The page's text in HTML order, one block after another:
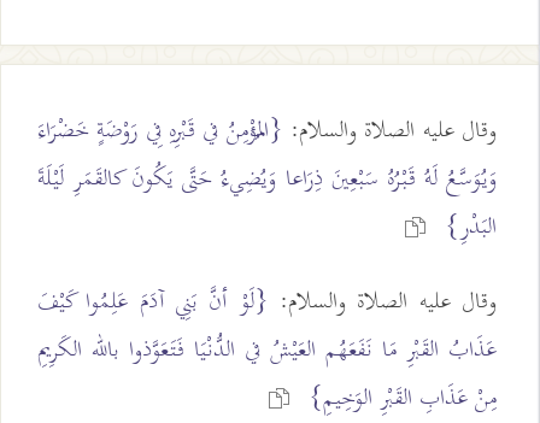
وقال عليه الصلاة والسلام: {المُؤْمِنُ في قَبْرِهِ فِي رَوْضَةٍ خَضْرَاءَ
وَيُوَسَّعُ لَهُ قَبْرُهُ سَبْعِينَ ذِرَاعا وَيُضِيءُ حَتَّى يَكُونَ كالقَمَرِ لَيْلَةَ
البَدْرِ}
وقال عليه الصلاة والسلام: {لَوْ أنَّ بَنِي آدَمَ عَلِمُوا كَيْفَ
عَذَابُ القَبْرِ مَا نَفَعَهُم العَيْشُ في الدُّنْيَا فَتَعَوَّذوا بالله الكَرِيمِ
مِنْ عَذَابِ القَبْرِ الوَخِيمِ}